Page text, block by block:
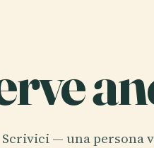
Scrivici — una persona